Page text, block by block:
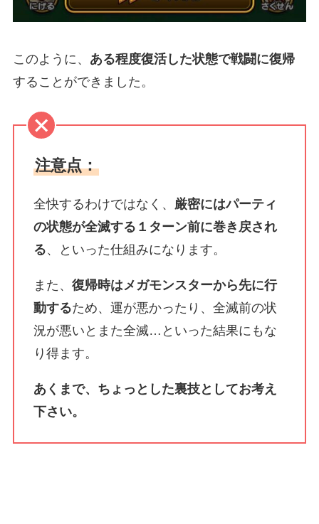
このように、 ある程度復活した状態で戦闘に復帰
することができました。
注意点：
全快するわけではなく、 厳密にはパーティ
の状態が全滅する１ターン前に巻き戻され
る、といった仕組みになります。
また、 復帰時はメガモンスターから先に行
動するため、運が悪かったり、全滅前の状
況が悪いとまた全滅…といった結果にもな
り得ます。
あくまで、ちょっとした裏技としてお考え
下さい。